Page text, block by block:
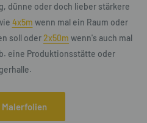
dünne oder doch lieber stärkere
4x5m wenn mal ein Raum oder
soll oder2x50m wenn's auch mal
eine Produktionsstätte oder
Malerfolien